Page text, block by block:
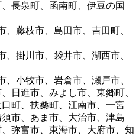
長泉町、函南町、伊豆の国
藤枝市、島田市、吉田町、
掛川市、袋井市、湖西市、
小牧市、岩倉市、瀬戸市、
日進市、みよし市、東郷町、
町、扶桑町、江南市、一宮
市、あま市、大治市、津島
弥富市、東海市、大府市、知